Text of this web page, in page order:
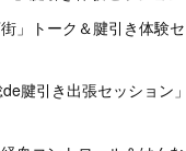
」トーク＆腱引き体験
腱引き出張セッション